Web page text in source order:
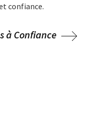
confiance.
à Confiance